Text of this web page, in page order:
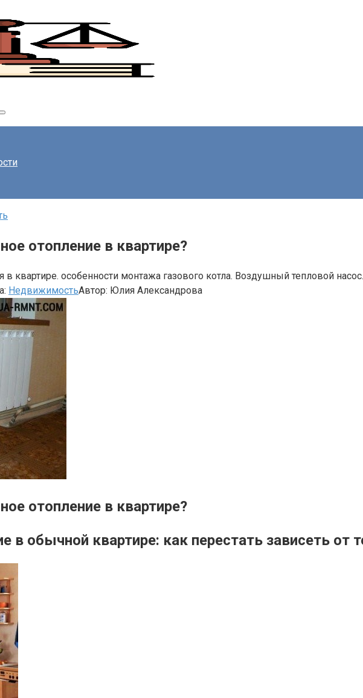
отопление в квартире?
в квартире. особенности монтажа газового котла. Воздушный тепловой
НедвижимостьАвтор: Юлия Александрова
отопление в квартире?
в обычной квартире: как перестать зависеть от